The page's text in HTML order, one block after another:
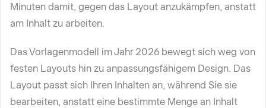
Minuten damit, gegen das Layout anzukämpfen, anstatt
am Inhalt zu arbeiten.
Das Vorlagenmodell im Jahr 2026 bewegt sich weg von
festen Layouts hin zu anpassungsfähigem Design. Das
Layout passt sich Ihren Inhalten an, während Sie sie
bearbeiten, anstatt eine bestimmte Menge an Inhalt